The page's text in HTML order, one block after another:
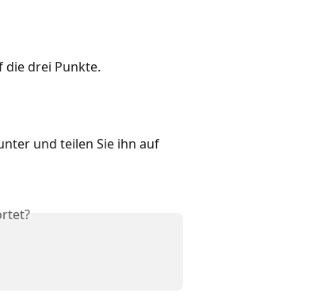
die drei Punkte.
und teilen Sie ihn auf